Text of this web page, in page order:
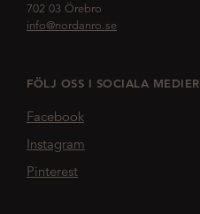
702 03 Örebro
info@nordanro.se
FÖLJ OSS I SOCIALA MEDIER
Facebook
Instagram
Pinterest